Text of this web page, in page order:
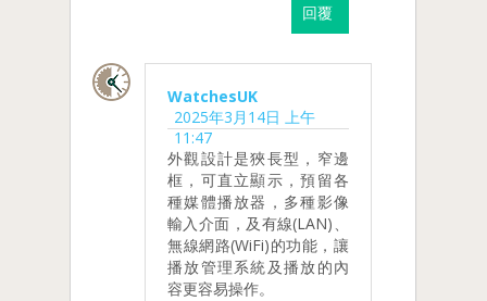
回覆
WatchesUK
2025年3月14日 上午
11:47
外觀設計是狹長型，窄邊
框，可直立顯示，預留各
種媒體播放器，多種影像
輸入介面，及有線(LAN)、
無線網路(WiFi)的功能，讓
播放管理系統及播放的內
容更容易操作。